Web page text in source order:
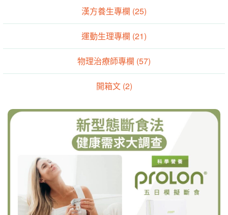
漢方養生專欄 (25)
運動生理專欄 (21)
物理治療師專欄 (57)
開箱文 (2)